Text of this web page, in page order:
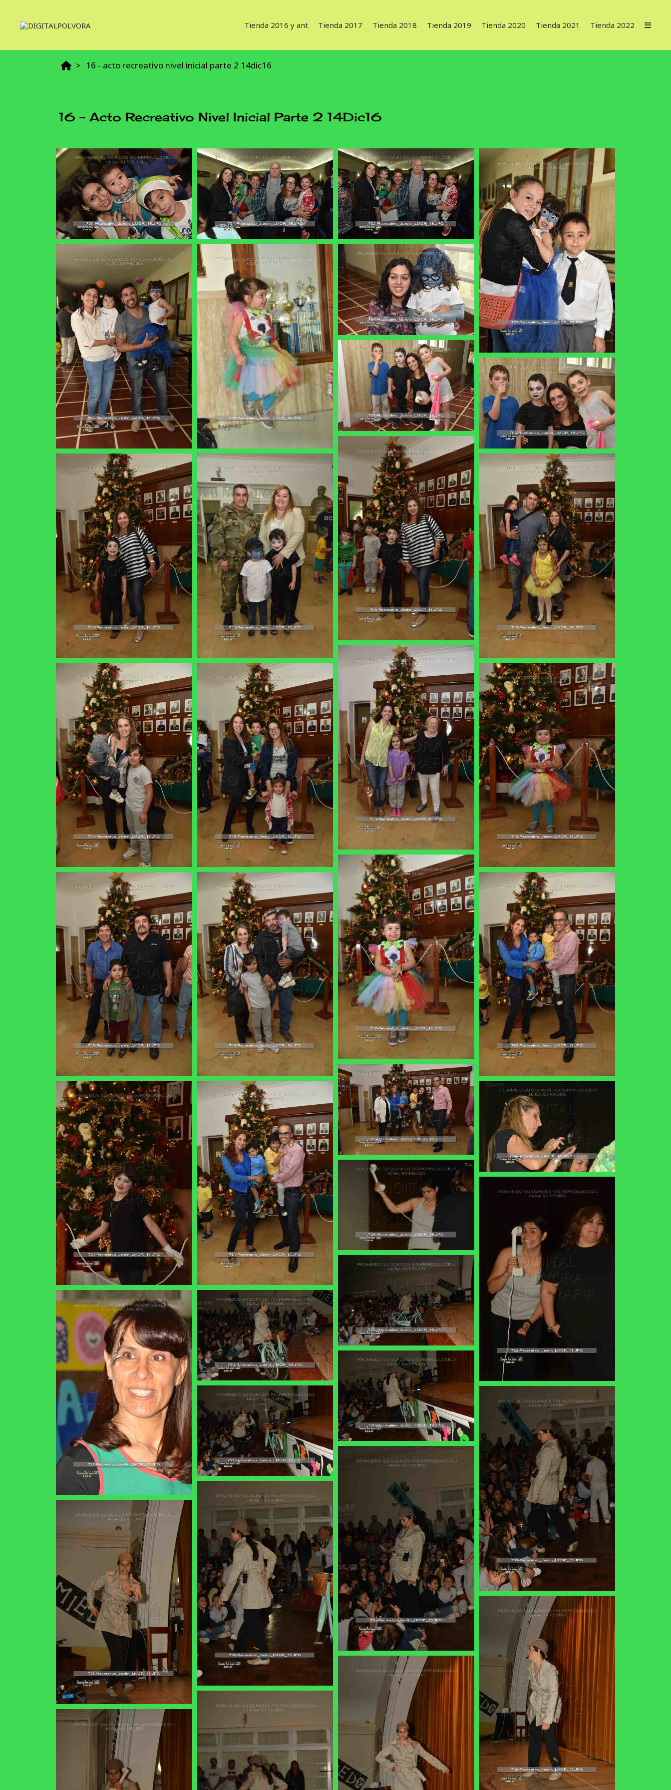
Tienda 2016 y ant Tienda 2017 Tienda 2018 Tienda 2019 Tienda 2020 Tienda 2021 Tienda 2022
16 - acto recreativo nivel inicial parte 2 14dic16
16 - Acto Recreativo Nivel Inicial Parte 2 14Dic16